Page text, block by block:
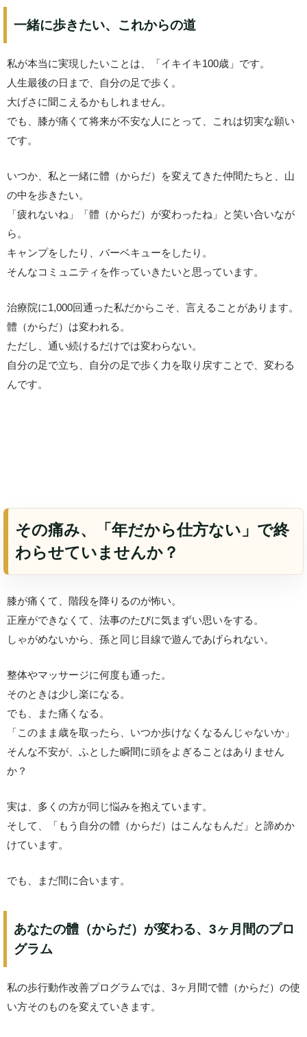
一緒に歩きたい、これからの道
私が本当に実現したいことは、「イキイキ100歳」です。
人生最後の日まで、自分の足で歩く。
大げさに聞こえるかもしれません。
でも、膝が痛くて将来が不安な人にとって、これは切実な願い
です。
いつか、私と一緒に體（からだ）を変えてきた仲間たちと、山
の中を歩きたい。
「疲れないね」「體（からだ）が変わったね」と笑い合いなが
ら。
キャンプをしたり、バーベキューをしたり。
そんなコミュニティを作っていきたいと思っています。
治療院に1,000回通った私だからこそ、言えることがあります。
體（からだ）は変われる。
ただし、通い続けるだけでは変わらない。
自分の足で立ち、自分の足で歩く力を取り戻すことで、変わる
んです。
その痛み、「年だから仕方ない」で終
わらせていませんか？
膝が痛くて、階段を降りるのが怖い。
正座ができなくて、法事のたびに気まずい思いをする。
しゃがめないから、孫と同じ目線で遊んであげられない。
整体やマッサージに何度も通った。
そのときは少し楽になる。
でも、また痛くなる。
「このまま歳を取ったら、いつか歩けなくなるんじゃないか」
そんな不安が、ふとした瞬間に頭をよぎることはありません
か？
実は、多くの方が同じ悩みを抱えています。
そして、「もう自分の體（からだ）はこんなもんだ」と諦めか
けています。
でも、まだ間に合います。
あなたの體（からだ）が変わる、3ヶ月間のプロ
グラム
私の歩行動作改善プログラムでは、3ヶ月間で體（からだ）の使
い方そのものを変えていきます。